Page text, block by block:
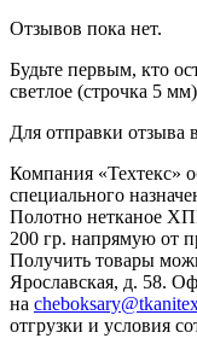
Отзывов пока нет.
Будьте первым, кто
светлое (строчка 5
Для отправки отзыва
Компания «Техтекс»
специального
Полотно нетканое
200 гр. напрямую от
Получить товары
Ярославская, д. 58.
на
отгрузки и условия